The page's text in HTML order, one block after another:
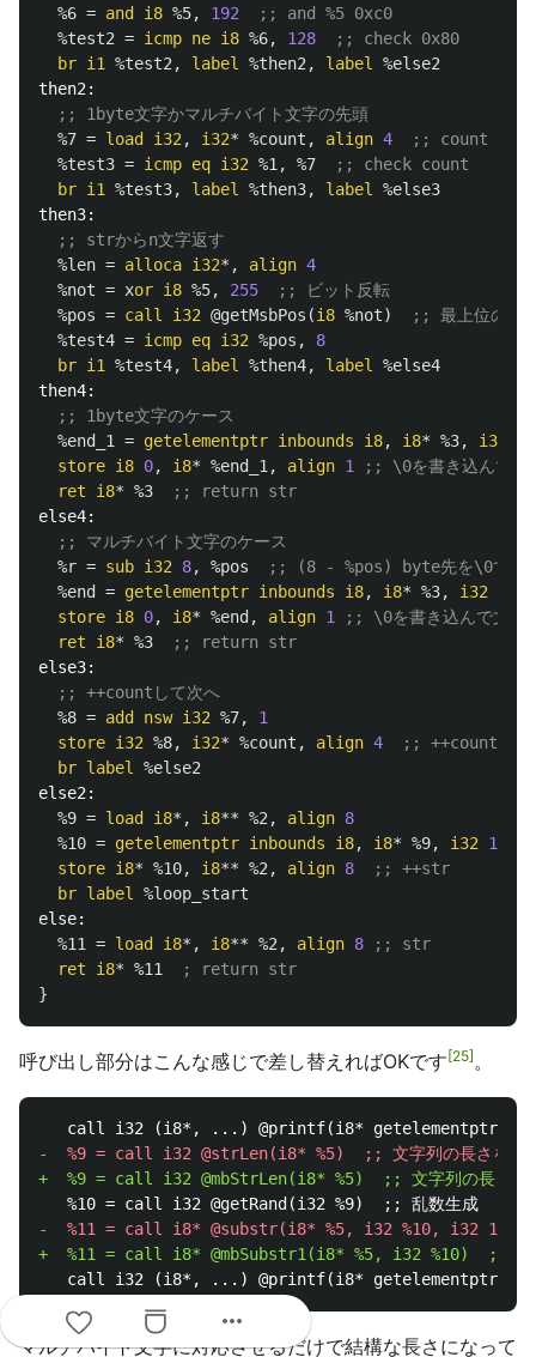
%6 = and i8 %5, 192
;; and %5 0xc0
%test2 = icmp ne i8 %6, 128
;; check 0x80
br i1 %test2 , label %then2 , label
%else2
then2:
;; 1byte文字かマルチバイト文字の先頭
%7 = load i32 , i32* %count , align 4
;; count
%test3 = icmp eq i32 %1 , %7
;; check count
br i1 %test3, label %then3, label
%else3
then3:
;; strからn文字返す
%len = alloca i32*, align 4
%not = xor i8 %5, 255
;; ビット反転
%pos = call i32 @getMsbPos (i8 %not)
;; 最上位の0の
%test4 = icmp eq i32 %pos ,
8
br i1 %test4, label %then4, label
%else4
then4:
;; 1byte文字のケース
%end_1
= getelementptr inbounds i8, i8* %3, i32
store i8 0, i8* %end_1 , align 1
;; \0を書き込んで文
ret
i8* %3
;; return str
else4:
;; マルチバイト文字のケース
%r = sub i32 8, %pos
;; (8 - %pos) byte先を\0で埋
%end
= getelementptr inbounds i8, i8* %3, i32
store i8 0, i8* %end , align 1
;; \0を書き込んで文字
ret
i8* %3
;; return str
else3:
;; ++countして次へ
%8 = add nsw i32 %7,
1
store i32 %8, i32* %count , align 4
;; ++count
br label
%else2
else2:
%9 = load i8*, i8** %2 , align 8
%10 = getelementptr inbounds i8, i8* %9, i32
1
store i8* %10, i8** %2 , align 8
;; ++str
br label
%loop_start
else:
%11
= load i8*, i8** %2 , align 8
;; str
ret
i8* %11
; return str
}
呼び出し部分はこんな感じで差し替えればOKです 25 。
マルチバイト文字に対応させるだけで結構な長さになって
more_horiz